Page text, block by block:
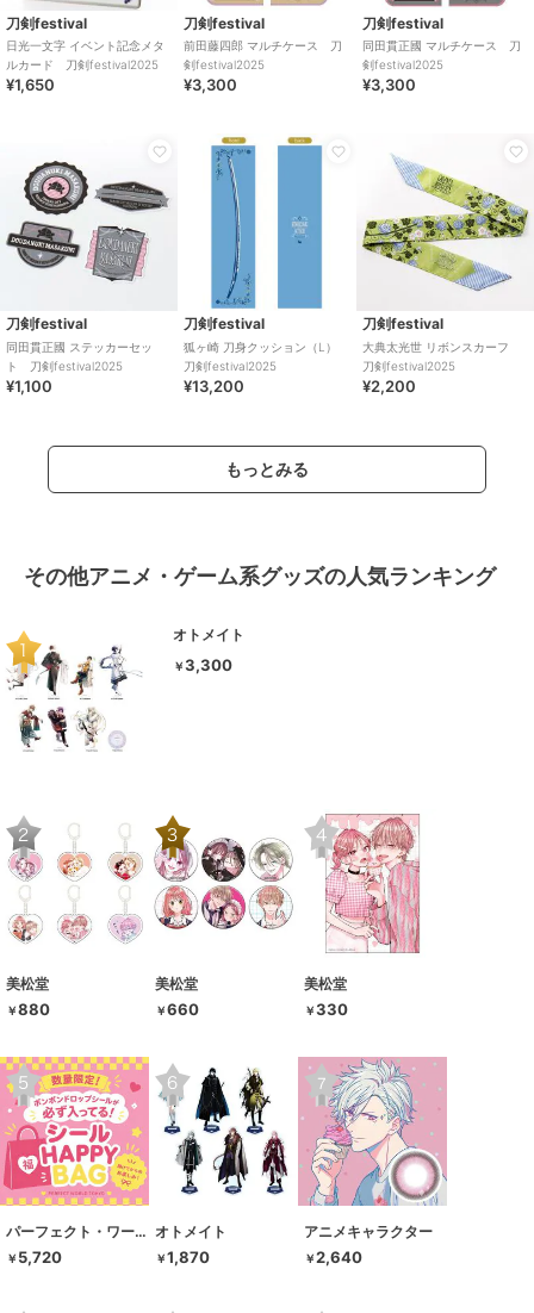
刀剣festival
日光一文字 イベント記念メタ
ルカード 刀剣festival2025
¥1,650
刀剣festival
前田藤四郎 マルチケース 刀
剣festival2025
¥3,300
刀剣festival
同田貫正國 マルチケース 刀
剣festival2025
¥3,300
刀剣festival
同田貫正國 ステッカーセッ
ト 刀剣festival2025
¥1,100
刀剣festival
狐ヶ崎 刀身クッション（L）
刀剣festival2025
¥13,200
刀剣festival
大典太光世 リボンスカーフ
刀剣festival2025
¥2,200
もっとみる
その他アニメ・ゲーム系グッズの人気ランキング
オトメイト
￥3,300
美松堂
￥880
美松堂
￥660
美松堂
￥330
パーフェクト・ワールド・トーキョー
￥ 5,720
オトメイト
￥1,870
アニメキャラクター
￥2,640